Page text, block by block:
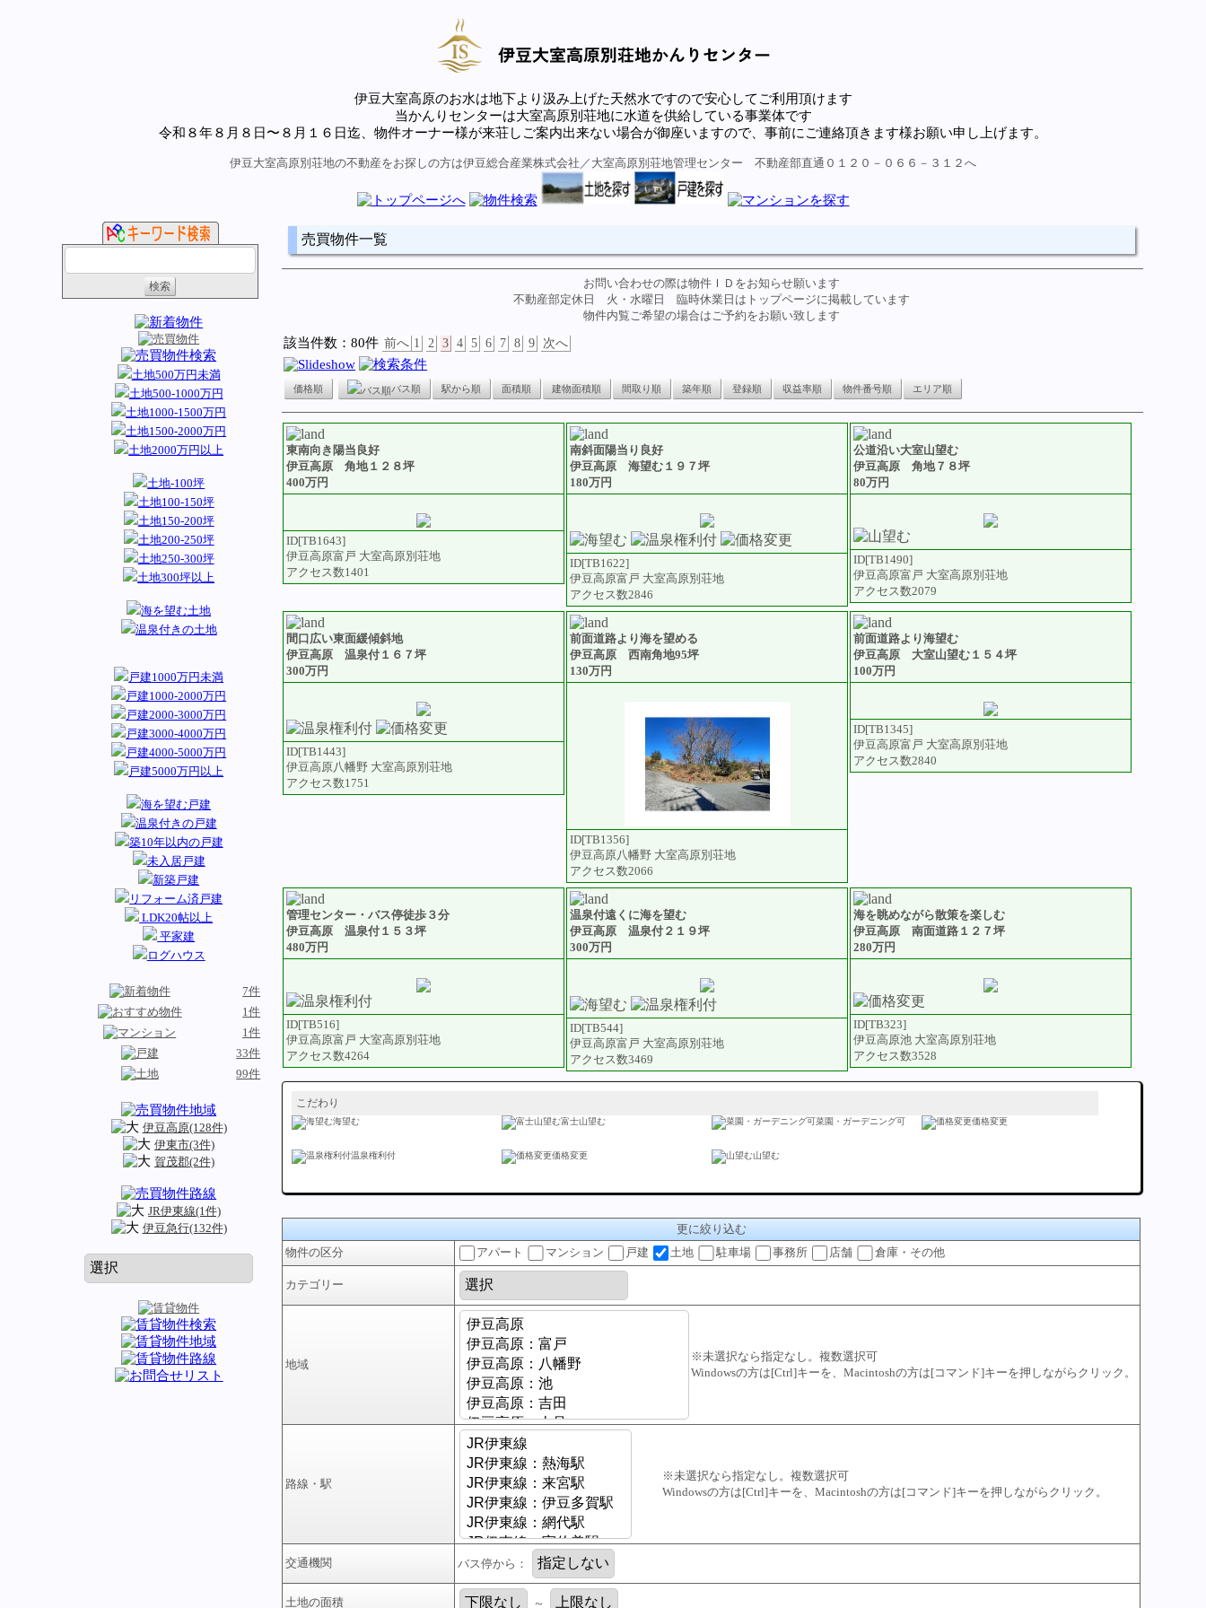
伊豆大室高原のお水は地下より汲み上げた天然水ですので安心してご利用頂けます
当かんりセンターは大室高原別荘地に水道を供給している事業体です
令和８年８月８日〜８月１６日迄、物件オーナー様が来荘しご案内出来ない場合が御座いますので、事前にご連絡頂きます様お願い申し上げます。
伊豆大室高原別荘地の不動産をお探しの方は伊豆総合産業株式会社／大室高原別荘地管理センター 不動産部直通０１２０－０６６－３１２へ
土地500万円未満
土地500-1000万円
土地1000-1500万円
土地1500-2000万円
土地2000万円以上
土地-100坪
土地100-150坪
土地150-200坪
土地200-250坪
土地250-300坪
土地300坪以上
海を望む土地
温泉付きの土地
戸建1000万円未満
戸建1000-2000万円
戸建2000-3000万円
戸建3000-4000万円
戸建4000-5000万円
戸建5000万円以上
海を望む戸建
温泉付きの戸建
築10年以内の戸建
未入居戸建
新築戸建
リフォーム済戸建
LDK20帖以上
平家建
ログハウス
7件
1件
1件
33件
99件
伊豆高原(128件)
伊東市(3件)
賀茂郡(2件)
JR伊東線(1件)
伊豆急行(132件)
売買物件一覧
お問い合わせの際は物件ＩＤをお知らせ願います
不動産部定休日 火・水曜日 臨時休業日はトップページに掲載しています
物件内覧ご希望の場合はご予約をお願い致します
該当件数：80件 前へ 1 2 3 4 5 6 7 8 9 次へ
価格順 バス順 駅から順 面積順 建物面積順 間取り順 築年順 登録順 収益率順 物件番号順 エリア順
東南向き陽当良好
伊豆高原 角地１２８坪
400万円
ID[TB1643]
伊豆高原富戸 大室高原別荘地
アクセス数1401
南斜面陽当り良好
伊豆高原 海望む１９７坪
180万円
ID[TB1622]
伊豆高原富戸 大室高原別荘地
アクセス数2846
公道沿い大室山望む
伊豆高原 角地７８坪
80万円
ID[TB1490]
伊豆高原富戸 大室高原別荘地
アクセス数2079
間口広い東面緩傾斜地
伊豆高原 温泉付１６７坪
300万円
ID[TB1443]
伊豆高原八幡野 大室高原別荘地
アクセス数1751
前面道路より海を望める
伊豆高原 西南角地95坪
130万円
ID[TB1356]
伊豆高原八幡野 大室高原別荘地
アクセス数2066
前面道路より海望む
伊豆高原 大室山望む１５４坪
100万円
ID[TB1345]
伊豆高原富戸 大室高原別荘地
アクセス数2840
管理センター・バス停徒歩３分
伊豆高原 温泉付１５３坪
480万円
ID[TB516]
伊豆高原富戸 大室高原別荘地
アクセス数4264
温泉付遠くに海を望む
伊豆高原 温泉付２１９坪
300万円
ID[TB544]
伊豆高原富戸 大室高原別荘地
アクセス数3469
海を眺めながら散策を楽しむ
伊豆高原 南面道路１２７坪
280万円
ID[TB323]
伊豆高原池 大室高原別荘地
アクセス数3528
こだわり
海望む 富士山望む 菜園・ガーデニング可 価格変更
温泉権利付 価格変更 山望む
更に絞り込む
物件の区分
アパート マンション 戸建 土地 駐車場 事務所 店舗 倉庫・その他
カテゴリー
地域
※未選択なら指定なし。複数選択可
Windowsの方は[Ctrl]キーを、Macintoshの方は[コマンド]キーを押しながらクリック。
路線・駅
※未選択なら指定なし。複数選択可
Windowsの方は[Ctrl]キーを、Macintoshの方は[コマンド]キーを押しながらクリック。
交通機関 バス停から：
土地の面積 ～